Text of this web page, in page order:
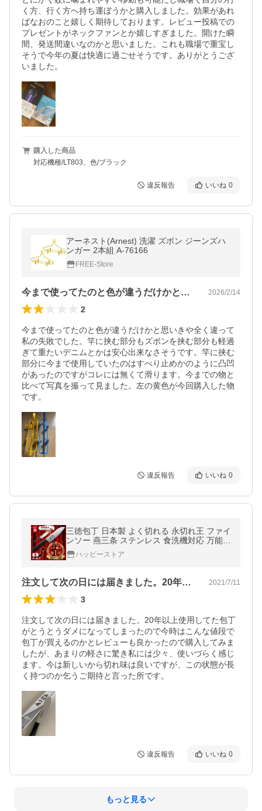
く方、行く方へ持ち運ぼうかと購入しました。効果があれ
ばなおのこと嬉しく期待しております。レビュー投稿での
プレゼントがネックファンとか嬉しすぎました。開けた瞬
間、発送間違いなのかと思いました。これも職場で重宝し
そうで今年の夏は快適に過ごせそうです。ありがとうござ
いました。
購入した商品
対応機種/LT803、色/ブラック
違反報告 いいね 0
アーネスト(Arnest) 洗濯 ズボン ジーンズハ
ンガー 2本組 A-76166
FREE-Store
今まで使ってたのと色が違うだけかと思い… 2026/2/14
2
今まで使ってたのと色が違うだけかと思いきや全く違って
私の失敗でした。竿に挟む部分もズボンを挟む部分も軽過
ぎて重たいデニムとかは安心出来なさそうです。竿に挟む
部分に今まで使用していたのはすべり止めかのように凸凹
があったのですがコレには無くて滑ります。今までの物と
比べて写真を撮って見ました。左の黄色が今回購入した物
です。
違反報告 いいね 0
三徳包丁 日本製 よく切れる 永切れ王 ファイ
ンソー 燕三条 ステンレス 食洗機対応 万能包
丁 和包丁 TV放映 猫 切れ味 長持ち ほうちょ
う ナイフ 調理器具
ハッピーストア
注文して次の日には届きました。20年以… 2021/7/11
3
注文して次の日には届きました。20年以上使用してた包丁
がとうとうダメになってしまったので今時はこんな値段で
包丁が買えるのかとレビューも良かったので購入してみま
したが、あまりの軽さに驚き私には少々、使いづらく感じ
ます。今は新しいから切れ味は良いですが、この状態が長
く持つのか乞うご期待と言った所です。
違反報告 いいね 0
もっと見る